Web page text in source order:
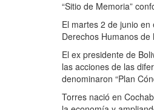
“Sitio de Memoria”
El martes 2 de junio
Derechos Humanos de
El ex presidente de
las acciones de las
denominaron “Plan
Torres nació en